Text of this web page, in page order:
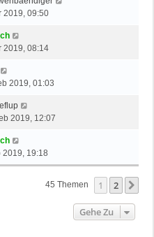
2019, 09:50
2019, 08:14
2019, 01:03
2019, 12:07
2019, 19:18
45 Themen 1 2
Gehe Zu